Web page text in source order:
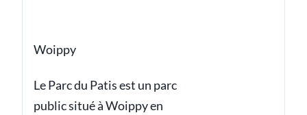
Woippy
Le Parc du Patis est un parc
public situé à Woippy en